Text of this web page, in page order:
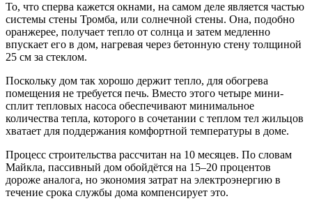
То, что сперва кажется окнами, на самом деле является частью
системы стены Тромба, или солнечной стены. Она, подобно
оранжерее, получает тепло от солнца и затем медленно
впускает его в дом, нагревая через бетонную стену толщиной
25 см за стеклом.
Поскольку дом так хорошо держит тепло, для обогрева
помещения не требуется печь. Вместо этого четыре мини-
сплит тепловых насоса обеспечивают минимальное
количества тепла, которого в сочетании с теплом тел жильцов
хватает для поддержания комфортной температуры в доме.
Процесс строительства рассчитан на 10 месяцев. По словам
Майкла, пассивный дом обойдётся на 15–20 процентов
дороже аналога, но экономия затрат на электроэнергию в
течение срока службы дома компенсирует это.